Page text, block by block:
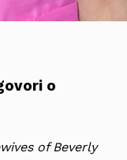
o
of Beverly